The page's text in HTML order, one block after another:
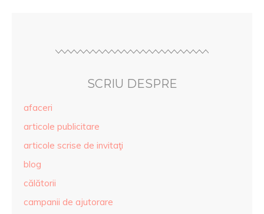
SCRIU DESPRE
afaceri
articole publicitare
articole scrise de invitaţi
blog
călătorii
campanii de ajutorare